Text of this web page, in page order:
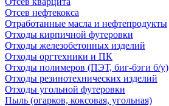
Отсев нефтекокса
Отработанные масла и нефтепродукты
Отходы кирпичной футеровки
Отходы железобетонных изделий
Отходы оргтехники и ПК
Отходы полимеров (ПЭТ, биг-бэги б/у)
Отходы резинотехнических изделий
Отходы угольной футеровки
Пыль (огарков, коксовая, угольная)